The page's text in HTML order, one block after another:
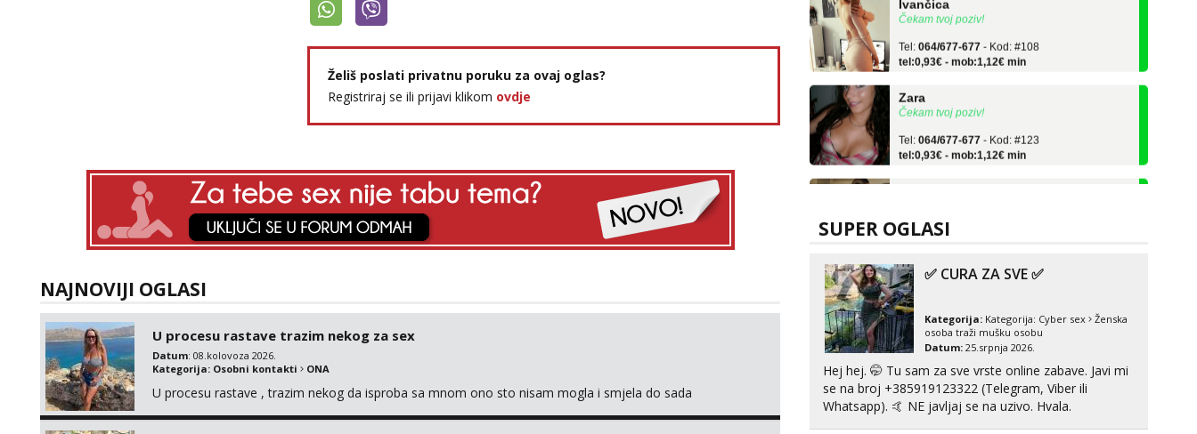
Želiš poslati privatnu poruku za ovaj oglas?
Registriraj se ili prijavi klikom ovdje
NAJNOVIJI OGLASI
U procesu rastave trazim nekog za sex
Datum: 08.kolovoza 2026.
Kategorija: Osobni kontakti ONA
U procesu rastave , trazim nekog da isproba sa mnom ono sto nisam mogla i smjela do sada
064/677-677
tel:0,93€ - mob:1,12€ min
Čekam tvoj poziv!
064/677-677
tel:0,93€ - mob:1,12€ min
tel:0,93€ - mob:1,12€ min
Kristina
Razgovaram :)
Učiteljica iz predgrađa traži...
Tel: 064/677-677- Kod: #160
tel:0,93€ - mob:1,12€ min
Obavijesti me kada se oslobodi
Monika
Čekam tvoj poziv!
SUPER OGLASI
✅ CURA ZA SVE ✅
Kategorija: Kategorija: Cyber sex
Ženska
osoba traži mušku osobu
Datum: 25.srpnja 2026.
Hej hej. 🤭 Tu sam za sve vrste online zabave. Javi mi
se na broj +385919123322 (Telegram, Viber ili
Whatsapp). 🤙 NE javljaj se na uzivo. Hvala.